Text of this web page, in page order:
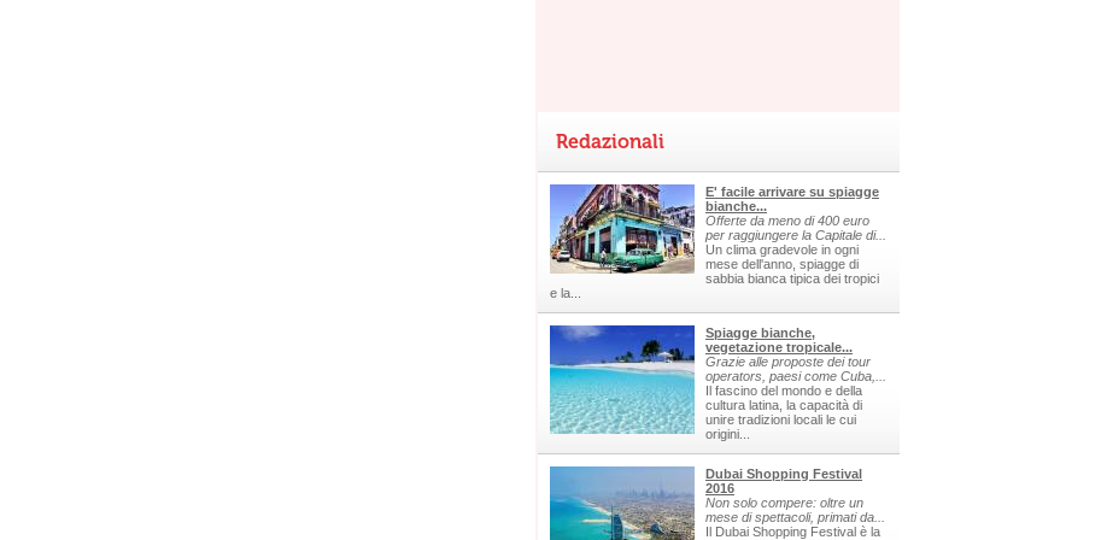
Redazionali
E' facile arrivare su spiagge
bianche...
Offerte da meno di 400 euro
per raggiungere la Capitale di...
Un clima gradevole in ogni
mese dell'anno, spiagge di
sabbia bianca tipica dei tropici
e la...
Spiagge bianche,
vegetazione tropicale...
Grazie alle proposte dei tour
operators, paesi come Cuba,...
Il fascino del mondo e della
cultura latina, la capacità di
unire tradizioni locali le cui
origini...
Dubai Shopping Festival
2016
Non solo compere: oltre un
mese di spettacoli, primati da...
Il Dubai Shopping Festival è la